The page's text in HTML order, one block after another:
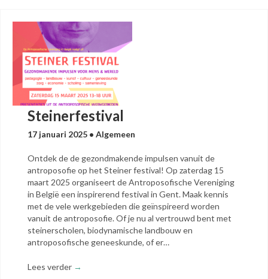
Steinerfestival
17 januari 2025 • Algemeen
Ontdek de de gezondmakende impulsen vanuit de
antroposofie op het Steiner festival! Op zaterdag 15
maart 2025 organiseert de Antroposofische Vereniging
in België een inspirerend festival in Gent. Maak kennis
met de vele werkgebieden die geïnspireerd worden
vanuit de antroposofie. Of je nu al vertrouwd bent met
steinerscholen, biodynamische landbouw en
antroposofische geneeskunde, of er…
Lees verder →